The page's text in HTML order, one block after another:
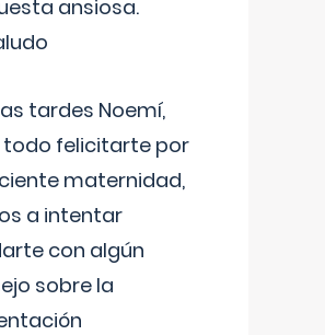
ansiosa.
tardes Noemí,
felicitarte por
maternidad,
a intentar
con algún
sobre la